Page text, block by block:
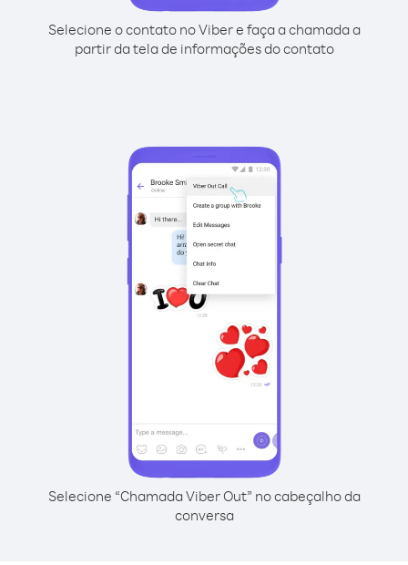
Selecione o contato no Viber e faça a chamada a
partir da tela de informações do contato
Selecione “Chamada Viber Out” no cabeçalho da
conversa